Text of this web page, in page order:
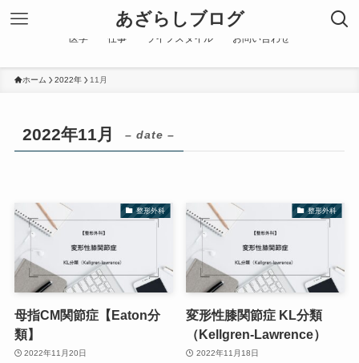
あざらしブログ
医学 仕事 ライフスタイル お問い合わせ
ホーム 2022年 11月
2022年11月 – date –
整形外科
母指CM関節症【Eaton分
類】
2022年11月20日
整形外科
変形性膝関節症 KL分類
（Kellgren-Lawrence）
2022年11月18日